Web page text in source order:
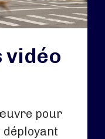
vidéo
pour
déployant